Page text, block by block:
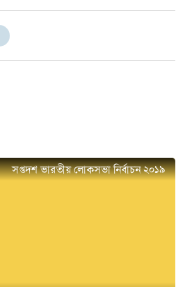
সপ্তদশ ভারতীয় লোকসভা নির্বাচন ২০১৯